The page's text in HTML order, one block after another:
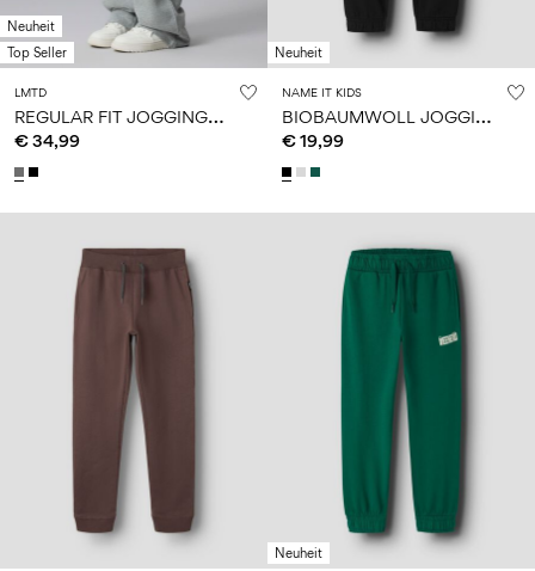
Neuheit
Top Seller
LMTD
R
EGULAR FIT JOGGINGHOSE
€ 34,99
Neuheit
NAME IT KIDS
B
IOBAUMWOLL JOGGINGHOSE
€ 19,99
Neuheit